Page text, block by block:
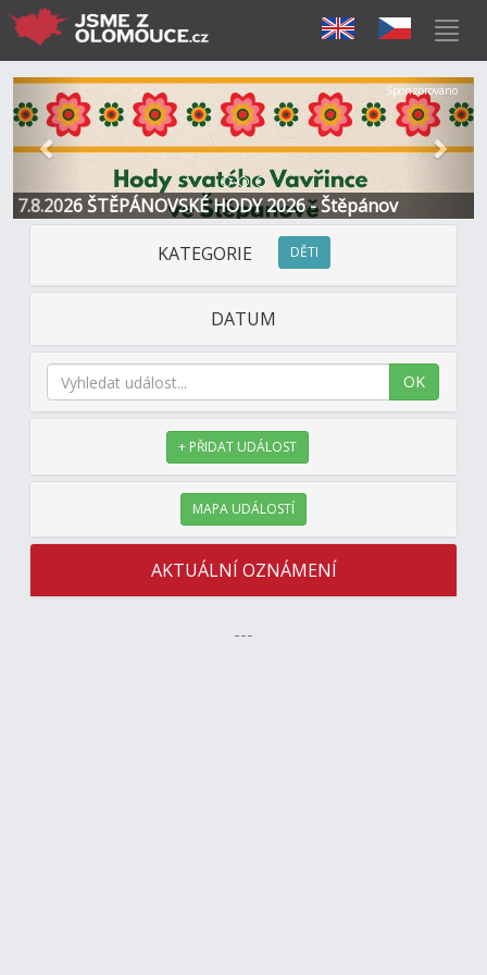
7.8.2026 ŠTĚPÁNOVSKÉ HODY 2026 - Štěpánov
Předchozí Další
Sponzorováno
KATEGORIE DĚTI
DATUM
OK
+ PŘIDAT UDÁLOST
MAPA UDÁLOSTÍ
AKTUÁLNÍ OZNÁMENÍ
---